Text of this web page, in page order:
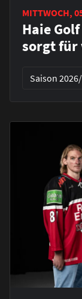
MITTWOCH,
Haie
sorgt für
Saison